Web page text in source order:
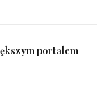
portalem